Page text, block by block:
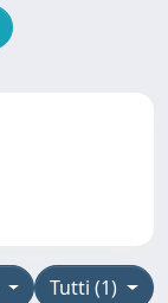
Tutti (1)